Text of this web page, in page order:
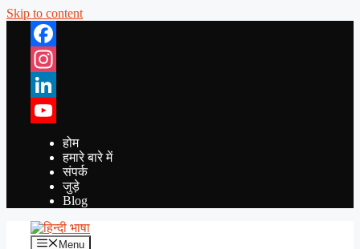
Skip to content
Facebook
Instagram
LinkedIn
YouTube
होम
हमारे बारे में
संपर्क
जुड़े
Blog
Menu